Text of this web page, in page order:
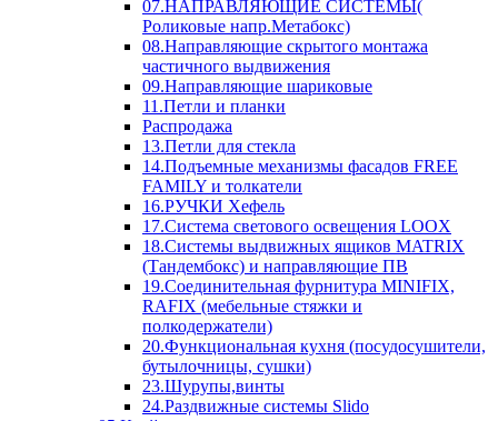
07.НАПРАВЛЯЮЩИЕ СИСТЕМЫ(
Роликовые напр.Метабокс)
08.Направляющие скрытого монтажа
частичного выдвижения
09.Направляющие шариковые
11.Петли и планки
Распродажа
13.Петли для стекла
14.Подъемные механизмы фасадов FREE
FAMILY и толкатели
16.РУЧКИ Хефель
17.Система светового освещения LOOX
18.Системы выдвижных ящиков MATRIX
(Тандембокс) и направляющие ПВ
19.Соединительная фурнитура MINIFIX,
RAFIX (мебельные стяжки и
полкодержатели)
20.Функциональная кухня (посудосушители,
бутылочницы, сушки)
23.Шурупы,винты
24.Раздвижные системы Slido